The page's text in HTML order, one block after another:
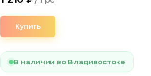
Купить
В наличии во Владивостоке